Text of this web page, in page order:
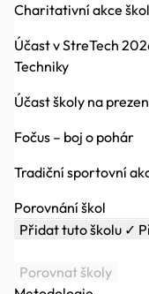
Charitativní akce
Účast v StreTech
Techniky
Účast školy na
Fočus – boj o pohár
Tradiční sportovní
Porovnání škol
Přidat tuto školu ✓
Porovnat školy